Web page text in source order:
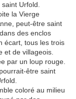
Urfold.
la Vierge
peut-être saint
des enclos
écart, tous les trois
et de villageois.
par un loup rouge.
être saint
coloré au milieu